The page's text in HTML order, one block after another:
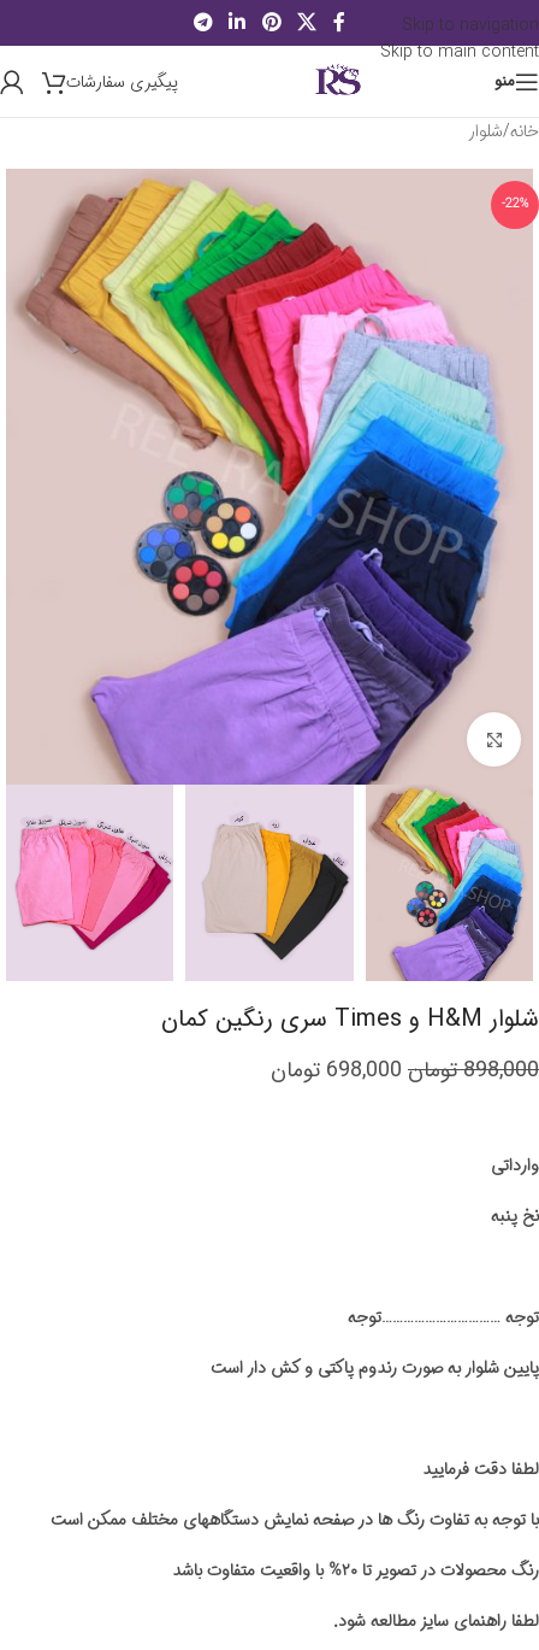
Skip to navigation
Skip to main content
منو
پیگیری سفارشات
خانه/شلوار
-22%
برای بزرگنمایی کلیک کنید
شلوار H&M و Times سری رنگین کمان
898,000تومان 698,000 تومان
وارداتی
نخ پنبه
توجه ……………………………توجه
پایین شلوار به صورت رندوم پاکتی و کش دار است
لطفا دقت فرمایید
با توجه به تفاوت رنگ ها در صفحه نمایش دستگاههای مختلف ممکن است
رنگ محصولات در تصویر تا ۲۰% با واقعیت متفاوت باشد
لطفا راهنمای سایز مطالعه شود.